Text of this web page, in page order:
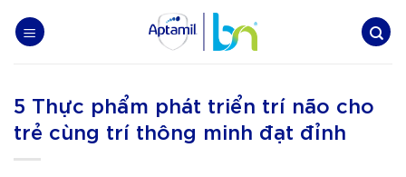
5 Thực phẩm phát triển trí não cho
trẻ cùng trí thông minh đạt đỉnh